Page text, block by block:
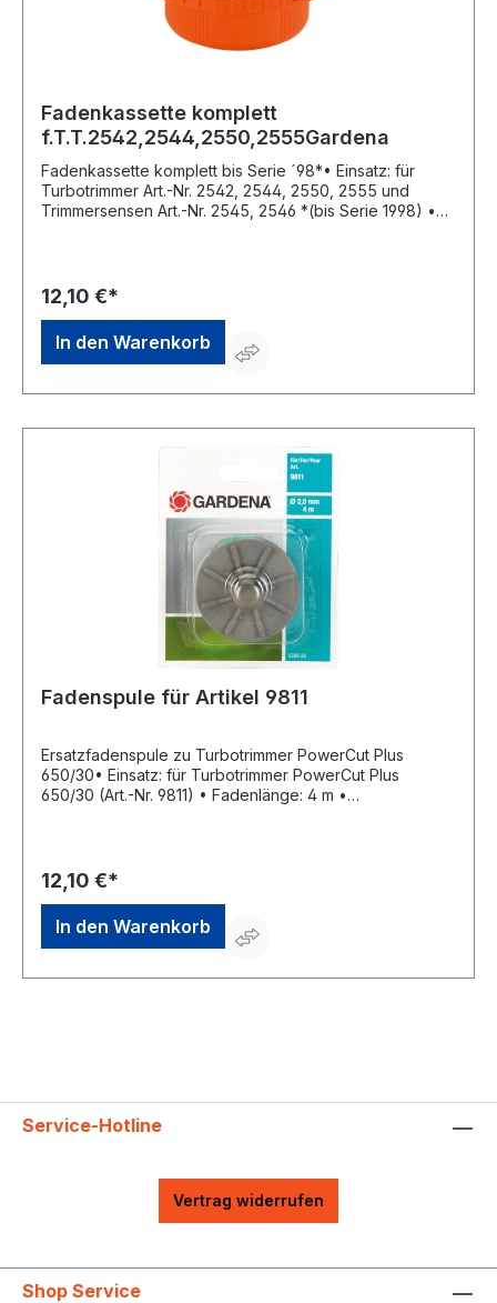
Fadenkassette komplett
f.T.T.2542,2544,2550,2555Gardena
Fadenkassette komplett bis Serie ´98*• Einsatz: für
Turbotrimmer Art.-Nr. 2542, 2544, 2550, 2555 und
Trimmersensen Art.-Nr. 2545, 2546 *(bis Serie 1998) •
12,10 €*
In den Warenkorb
Fadenspule für Artikel 9811
Ersatzfadenspule zu Turbotrimmer PowerCut Plus
650/30• Einsatz: für Turbotrimmer PowerCut Plus
650/30 (Art.-Nr. 9811) • Fadenlänge: 4 m •
12,10 €*
In den Warenkorb
Service-Hotline
Vertrag widerrufen
Shop Service